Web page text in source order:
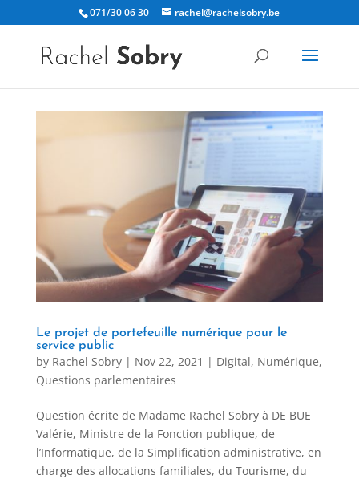
071/30 06 30 rachel@rachelsobry.be
Le projet de portefeuille numérique pour le
service public
by Rachel Sobry| Nov 22, 2021 | Digital, Numérique,
Questions parlementaires
Question écrite de Madame Rachel Sobry à DE BUE
Valérie, Ministre de la Fonction publique, de
l’Informatique, de la Simplification administrative, en
charge des allocations familiales, du Tourisme, du